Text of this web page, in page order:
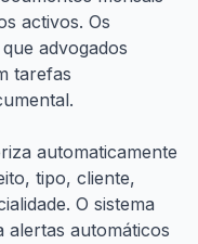
activos. Os
advogados
tarefas
automaticamente
tipo, cliente,
O sistema
alertas automáticos